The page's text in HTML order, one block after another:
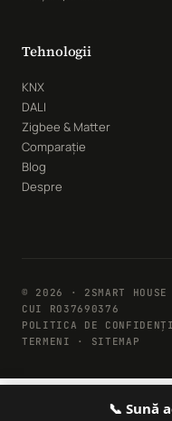
Tehnologii
KNX
DALI
Zigbee & Matter
Comparație
Blog
Despre
© 2026 · 2SMART
CUI RO37690376
POLITICA DE
TERMENI · SITEMAP
📞 Sună